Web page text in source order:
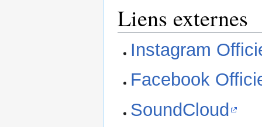
Liens externes
Instagram
Facebook
SoundCloud